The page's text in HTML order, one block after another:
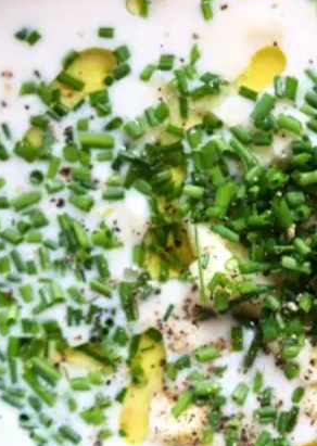
Skøn som forret på en varm
sommerdag – eller som en let og
lækker aftensmad.